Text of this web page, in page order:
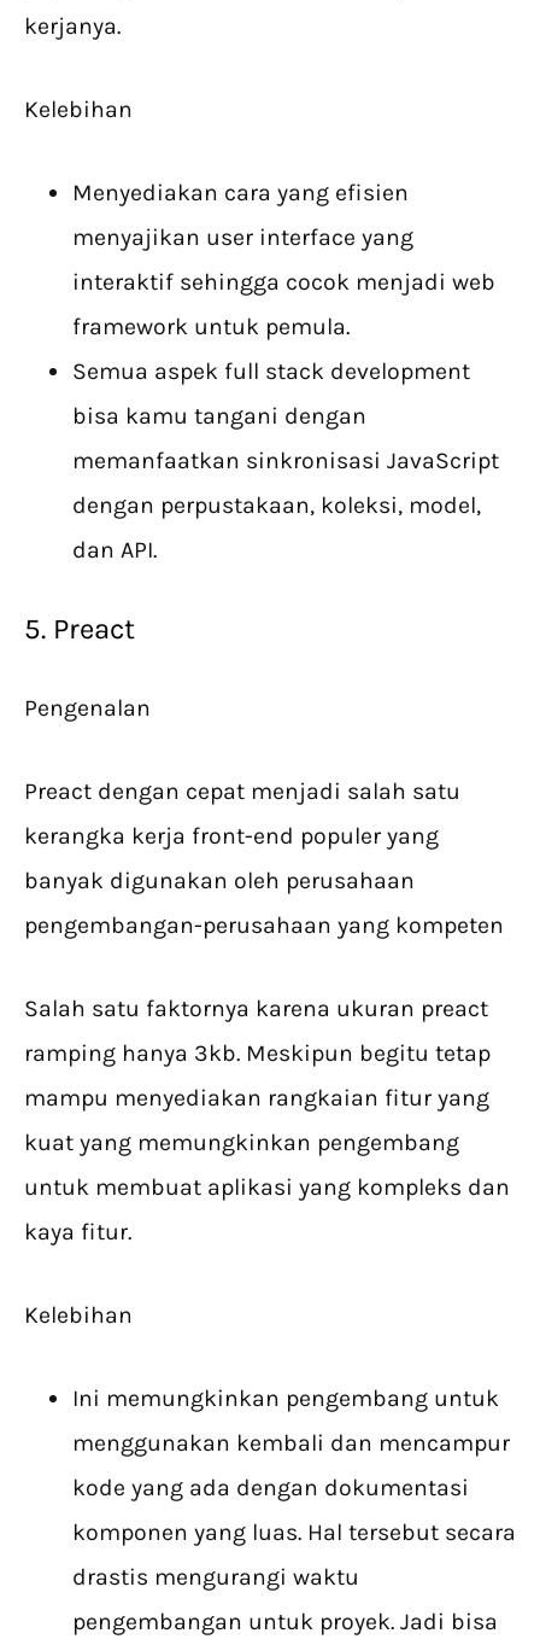
kerjanya.
Kelebihan
Menyediakan cara yang efisien
menyajikan user interface yang
interaktif sehingga cocok menjadi web
framework untuk pemula.
Semua aspek full stack development
bisa kamu tangani dengan
memanfaatkan sinkronisasi JavaScript
dengan perpustakaan, koleksi, model,
dan API.
5. Preact
Pengenalan
Preact dengan cepat menjadi salah satu
kerangka kerja front-end populer yang
banyak digunakan oleh perusahaan
pengembangan-perusahaan yang kompeten
Salah satu faktornya karena ukuran preact
ramping hanya 3kb. Meskipun begitu tetap
mampu menyediakan rangkaian fitur yang
kuat yang memungkinkan pengembang
untuk membuat aplikasi yang kompleks dan
kaya fitur.
Kelebihan
Ini memungkinkan pengembang untuk
menggunakan kembali dan mencampur
kode yang ada dengan dokumentasi
komponen yang luas. Hal tersebut secara
drastis mengurangi waktu
pengembangan untuk proyek. Jadi bisa